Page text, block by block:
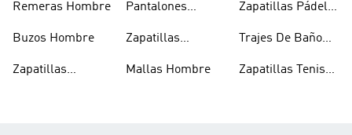
Hombre
Remeras Hombre
Buzos Hombre
Zapatillas
Pantalones
Hombre
Zapatillas
Mallas Hombre
Zapatillas Pádel
Trajes De Baño
Zapatillas Tenis